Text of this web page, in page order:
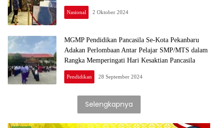
Nasional 2 Oktober 2024
MGMP Pendidikan Pancasila Se-Kota Pekanbaru
Adakan Perlombaan Antar Pelajar SMP/MTS dalam
Rangka Memperingati Hari Kesaktian Pancasila
Pendidikan 28 September 2024
Selengkapnya